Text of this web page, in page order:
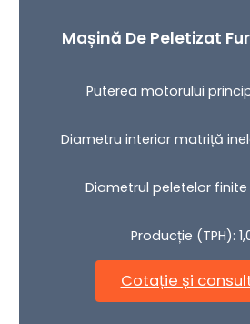
Mașină De Peletizat
Puterea motorului
Diametru interior matriță
Diametrul peletelor
Producție (TPH):
Cotație și